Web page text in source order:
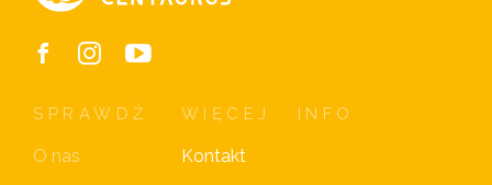
SPRAWDŹ
O nas
WIĘCEJ
Kontakt
INFO